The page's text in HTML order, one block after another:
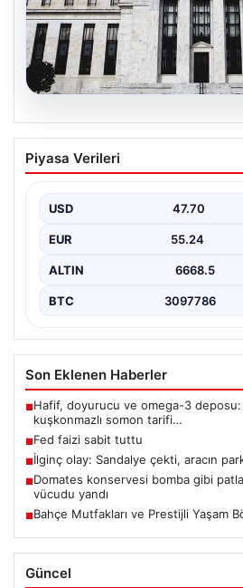
Fed faizi sabit tuttu
Piyasa Verileri
USD 47.70
EUR 55.24
ALTIN 6668.5
BTC 3097786
Son Eklenen Haberler
■Hafif, doyurucu ve omega-3 deposu:
kuşkonmazlı somon tarifi…
■Fed faizi sabit tuttu
■İlginç olay: Sandalye çekti, aracın
■Domates konservesi bomba gibi
vücudu yandı
■Bahçe Mutfakları ve Prestijli Yaşam
Güncel